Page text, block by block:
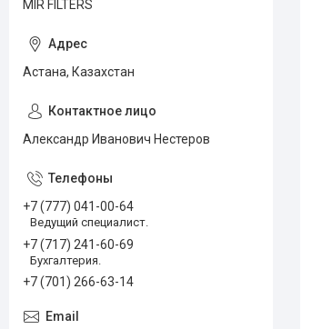
MIR FILTERS
Астана, Казахстан
Александр Иванович Нестеров
+7 (777) 041-00-64
Ведущий специалист.
+7 (717) 241-60-69
Бухгалтерия.
+7 (701) 266-63-14